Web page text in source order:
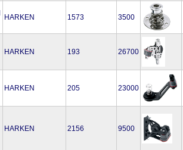
HARKEN 1573 3500
HARKEN 193 26700
HARKEN 205 23000
HARKEN 2156 9500